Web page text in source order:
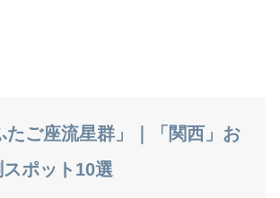
たご座流星群」｜「関西」お
ポット10選